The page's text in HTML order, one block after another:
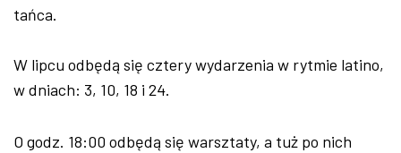
tańca.
W lipcu odbędą się cztery wydarzenia w rytmie latino,
w dniach: 3, 10, 18 i 24.
O godz. 18:00 odbędą się warsztaty, a tuż po nich